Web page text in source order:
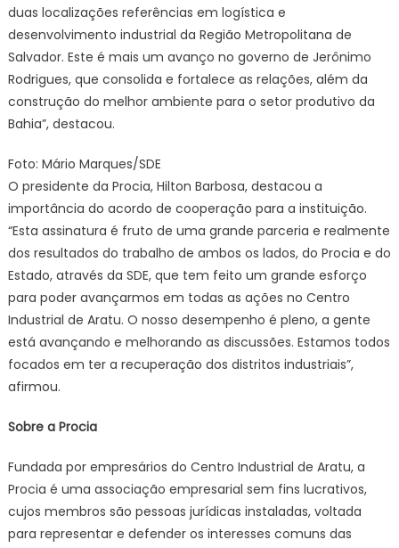
Procia
duas localizações referências em logística e
desenvolvimento industrial da Região Metropolitana de
Salvador. Este é mais um avanço no governo de Jerônimo
Rodrigues, que consolida e fortalece as relações, além da
construção do melhor ambiente para o setor produtivo da
Bahia”, destacou.
Foto: Mário Marques/SDE
O presidente da Procia, Hilton Barbosa, destacou a
importância do acordo de cooperação para a instituição.
“Esta assinatura é fruto de uma grande parceria e realmente
dos resultados do trabalho de ambos os lados, do Procia e do
Estado, através da SDE, que tem feito um grande esforço
para poder avançarmos em todas as ações no Centro
Industrial de Aratu. O nosso desempenho é pleno, a gente
está avançando e melhorando as discussões. Estamos todos
focados em ter a recuperação dos distritos industriais”,
afirmou.
Sobre a Procia
Fundada por empresários do Centro Industrial de Aratu, a
Procia é uma associação empresarial sem fins lucrativos,
cujos membros são pessoas jurídicas instaladas, voltada
para representar e defender os interesses comuns das